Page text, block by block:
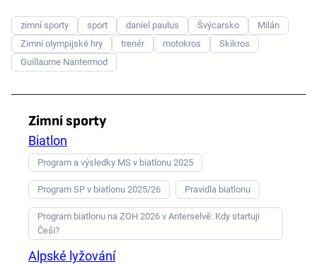
zimní sporty sport daniel paulus Švýcarsko
Milán
Zimní olympijské hry
trenér motokros
Skikros
Guillaume Nantermod
Zimní sporty
Biatlon
Program a výsledky MS v biatlonu 2025
Program SP v biatlonu 2025/26 Pravidla biatlonu
Program biatlonu na ZOH 2026 v Anterselvě: Kdy startuji
Češi?
Alpské lyžování